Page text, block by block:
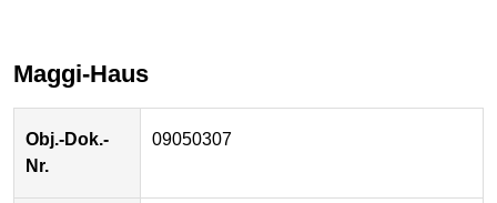
Maggi-Haus
Obj.-Dok.-
Nr.
09050307